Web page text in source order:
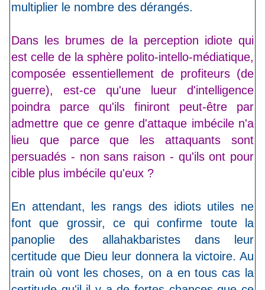
multiplier le nombre des dérangés.
Dans les brumes de la perception idiote qui
est celle de la sphère polito-intello-médiatique,
composée essentiellement de profiteurs (de
guerre), est-ce qu'une lueur d'intelligence
poindra parce qu'ils finiront peut-être par
admettre que ce genre d'attaque imbécile n'a
lieu que parce que les attaquants sont
persuadés - non sans raison - qu'ils ont pour
cible plus imbécile qu'eux ?
En attendant, les rangs des idiots utiles ne
font que grossir, ce qui confirme toute la
panoplie des allahakbaristes dans leur
certitude que Dieu leur donnera la victoire. Au
train où vont les choses, on a en tous cas la